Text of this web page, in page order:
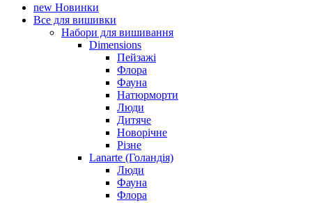
new Новинки
Все для вишивки
Набори для вишивання
Dimensions
Пейзажі
Флора
Фауна
Натюрморти
Люди
Дитяче
Новорічне
Різне
Lanarte (Голандія)
Люди
Фауна
Флора